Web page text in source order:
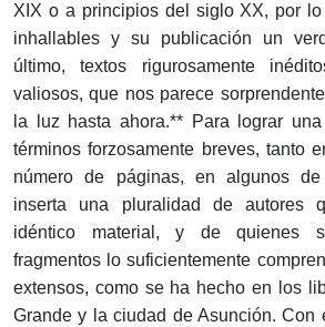
XIX o a principios del siglo XX, por
inhallables y su publicación un
último, textos rigurosamente
valiosos, que nos parece
la luz hasta ahora.** Para lograr
términos forzosamente breves, tanto
número de páginas, en algunos
inserta una pluralidad de autores
idéntico material, y de quienes
fragmentos lo suficientemente
extensos, como se ha hecho en los
Grande y la ciudad de Asunción. Con